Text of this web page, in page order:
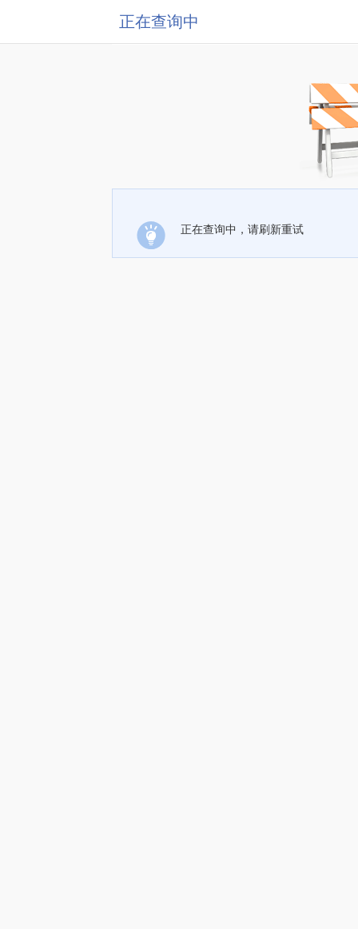
正在查询中
正在查询中，请刷新重试